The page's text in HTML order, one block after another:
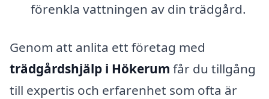
förenkla vattningen av din trädgård.
Genom att anlita ett företag med
trädgårdshjälp i Hökerum får du tillgång
till expertis och erfarenhet som ofta är